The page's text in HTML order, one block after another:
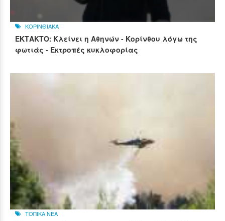
ΚΟΡΙΝΘΙΑΚΑ
ΕΚΤΑΚΤΟ: Κλείνει η Αθηνών - Κορίνθου λόγω της
φωτιάς - Εκτροπές κυκλοφορίας
ΤΟΠΙΚΑ ΝΕΑ